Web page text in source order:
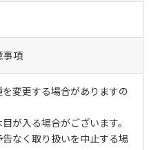
事項
変更する場合がありますの
が入る場合がございます。
なく取り扱いを中止する場